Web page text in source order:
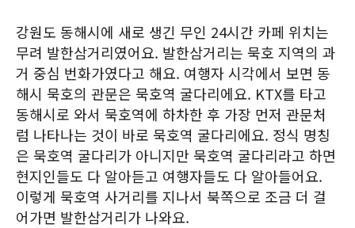
강원도 동해시에 새로 생긴 무인 24시간 카페 위치는
무려 발한삼거리였어요. 발한삼거리는 묵호 지역의 과
거 중심 번화가였다고 해요. 여행자 시각에서 보면 동
해시 묵호의 관문은 묵호역 굴다리에요. KTX를 타고
동해시로 와서 묵호역에 하차한 후 가장 먼저 관문처
럼 나타나는 것이 바로 묵호역 굴다리에요. 정식 명칭
은 묵호역 굴다리가 아니지만 묵호역 굴다리라고 하면
현지인들도 다 알아듣고 여행자들도 다 알아들어요.
이렇게 묵호역 사거리를 지나서 북쪽으로 조금 더 걸
어가면 발한삼거리가 나와요.